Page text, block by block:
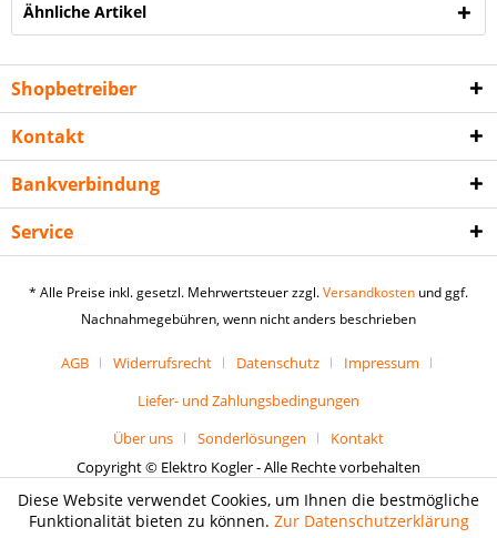
Ähnliche Artikel
Shopbetreiber
Kontakt
Bankverbindung
Service
* Alle Preise inkl. gesetzl. Mehrwertsteuer zzgl.Versandkosten und ggf.
Nachnahmegebühren, wenn nicht anders beschrieben
AGB Widerrufsrecht Datenschutz
Impressum
Liefer- und Zahlungsbedingungen
Über uns
Sonderlösungen
Kontakt
Copyright © Elektro Kogler - Alle Rechte vorbehalten
Diese Website verwendet Cookies, um Ihnen die bestmögliche
Funktionalität bieten zu können. Zur Datenschutzerklärung